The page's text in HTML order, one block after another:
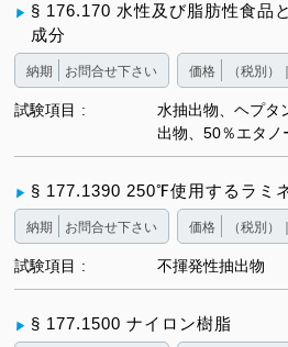
§ 176.170 水性及び脂肪性食品
成分
納期 お問合せ下さい 価格 （税別
試験項目
水抽出物、ヘプタ
出物、50％エタノ
§ 177.1390 250℉使用するラミ
納期 お問合せ下さい 価格 （税別
試験項目 不揮発性抽出物
§ 177.1500 ナイロン樹脂